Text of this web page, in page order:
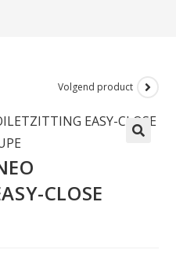
Volgend product
CLOSE